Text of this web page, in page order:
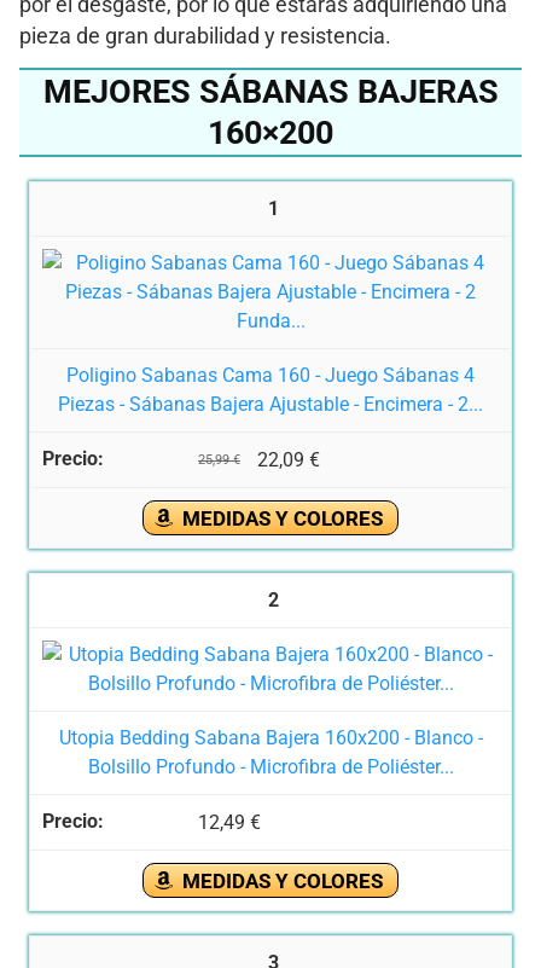
pieza de gran durabilidad y resistencia.
MEJORES SÁBANAS BAJERAS
160×200
1
Poligino Sabanas Cama 160 - Juego Sábanas 4
Piezas - Sábanas Bajera Ajustable - Encimera - 2...
25,99 € 22,09 €
MEDIDAS Y COLORES
2
Utopia Bedding Sabana Bajera 160x200 - Blanco -
Bolsillo Profundo - Microfibra de Poliéster...
12,49 €
MEDIDAS Y COLORES
3